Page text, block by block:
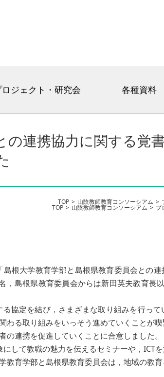
ロジェクト・研究会 各種資料
の連携協力に関する覚
TOP 山陰教師教育コンソーシアム
TOP 山陰教師教育コンソーシアム プ
根大学教育学部と島根県教育委員会との
島根県教育委員会からは新田英夫教育長
協定を結び，さまざまな取り組みを行っ
る取り組みをいっそう進めていくことが喫
連携を促進していくことに合意しました。
して教職の魅力を伝えるセミナーや，ICT
教育学部と島根県教育委員会は，地域の教